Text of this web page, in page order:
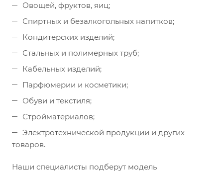
Овощей, фруктов, яиц;
Спиртных и безалкогольных напитков;
Кондитерских изделий;
Стальных и полимерных труб;
Кабельных изделий;
Парфюмерии и косметики;
Обуви и текстиля;
Стройматериалов;
Электротехнической продукции и других
товаров.
Наши специалисты подберут модель